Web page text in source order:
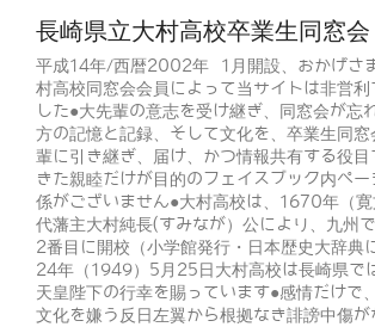
長崎県立大村高校卒業生同窓会
平成14年/西暦2002年 1月開設、おかげさ
村高校同窓会会員によって当サイトは非営利
した●大先輩の意志を受け継ぎ、同窓会が忘
方の記憶と記録、そして文化を、卒業生同窓
輩に引き継ぎ、届け、かつ情報共有する役目
きた親睦だけが目的のフェイスブック内ペー
係がございません●大村高校は、1670年（
代藩主大村純長(すみなが）公により、九州
2番目に開校（小学館発行・日本歴史大辞典
24年（1949）5月25日大村高校は長崎県で
天皇陛下の行幸を賜っています●感情だけで
文化を嫌う反日左翼から根拠なき誹謗中傷が